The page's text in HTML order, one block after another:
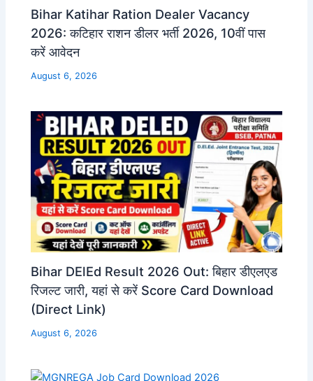
Bihar Katihar Ration Dealer Vacancy
2026: कटिहार राशन डीलर भर्ती 2026, 10वीं पास
करें आवेदन
August 6, 2026
Bihar DElEd Result 2026 Out: बिहार डीएलएड
रिजल्ट जारी, यहां से करें Score Card Download
(Direct Link)
August 6, 2026